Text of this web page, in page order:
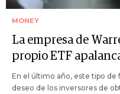
MONEY
La empresa de
propio ETF
En el último año, este tipo de
deseo de los inversores de